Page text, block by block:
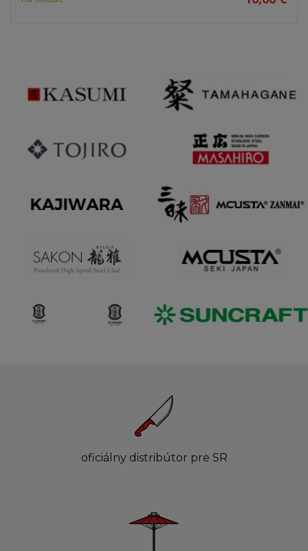
oficiálny distribútor pre SR